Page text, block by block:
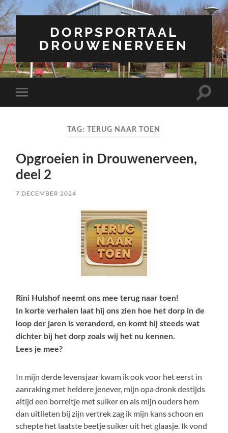
DORPSPORTAAL
DROUWENERVEEN
Toggle
mobiel
Toggle
TAG:TERUG NAAR TOEN
Opgroeien in Drouwenerveen,
deel 2
7 DECEMBER 2024
Rini Hulshof neemt ons mee terug naar toen!
In korte verhalen laat hij ons zien hoe het dorp in de
loop der jaren is veranderd, en komt hij steeds wat
dichter bij het dorp zoals wij het nu kennen.
Lees je mee?
In mijn derde levensjaar kwam ik ook voor het eerst in
aanraking met heldere jenever, mijn opa dronk destijds
altijd een borreltje met suiker en als mijn ouders hem
dan uitlieten bij zijn vertrek zag ik mijn kans schoon en
schepte het laatste beetje suiker uit het glaasje. Ik vond